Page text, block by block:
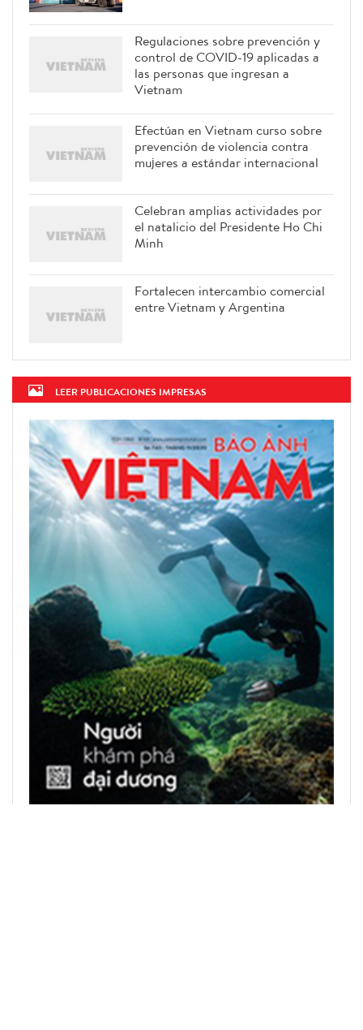
Regulaciones sobre prevención y
control de COVID-19 aplicadas a
las personas que ingresan a
Vietnam
Efectúan en Vietnam curso sobre
prevención de violencia contra
mujeres a estándar internacional
Celebran amplias actividades por
el natalicio del Presidente Ho Chi
Minh
Fortalecen intercambio comercial
entre Vietnam y Argentina
LEER PUBLICACIONES IMPRESAS